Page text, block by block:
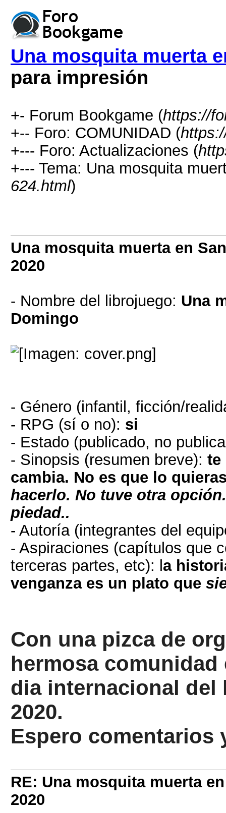
Una mosquita muerta
para impresión
+- Forum Bookgame (https://
+-- Foro: COMUNIDAD (
+--- Foro: Actualizaciones (
+--- Tema: Una mosquita
624.html)
Una mosquita muerta en
2020
- Nombre del librojuego: Una
Domingo
- Género (infantil, ficción/
- RPG (sí o no): si
- Estado (publicado, no
- Sinopsis (resumen breve): te
cambia. No es que lo
hacerlo. No tuve otra
piedad..
- Autoría (integrantes del
- Aspiraciones (capítulos que
terceras partes, etc): l a
venganza es un plato que
Con una pizca de
hermosa
dia internacional del
2020.
Espero comentarios
RE: Una mosquita muerta
2020